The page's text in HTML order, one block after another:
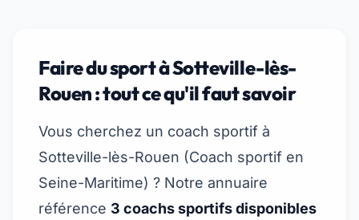
Faire du sport à Sotteville-lès-
Rouen : tout ce qu'il faut savoir
Vous cherchez un coach sportif à
Sotteville-lès-Rouen (Coach sportif en
Seine-Maritime) ? Notre annuaire
référence 3 coachs sportifs disponibles